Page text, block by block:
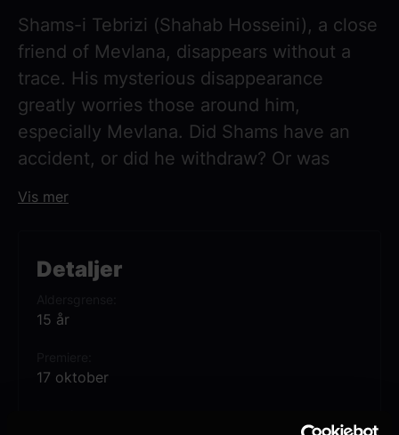
Detaljer
15 år
17 oktober
Shams-i Tebrizi (Shahab Hosseini), a close
friend of Mevlana, disappears without a
trace. His mysterious disappearance
greatly worries those around him,
especially Mevlana. Did Shams have an
accident, or did he withdraw? Or was
Mevlana was an important Persian poet
philosophy of love and introducing dance,
His teachings continue to influence
Vis mer